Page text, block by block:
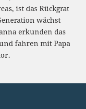
ist das Rückgrat
wächst
erkunden das
fahren mit Papa